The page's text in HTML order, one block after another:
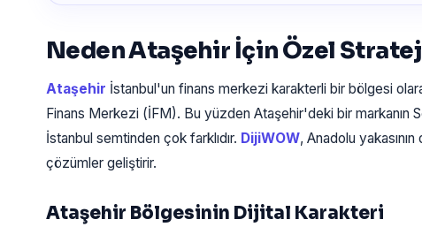
Neden Ataşehir İçin Özel
Ataşehir İstanbul'un finans merkezi karakterli bir bölgesi
Finans Merkezi (İFM). Bu yüzden Ataşehir'deki bir markanın
İstanbul semtinden çok farklıdır. DijiWOW, Anadolu
çözümler geliştirir.
Ataşehir Bölgesinin Dijital Karakteri